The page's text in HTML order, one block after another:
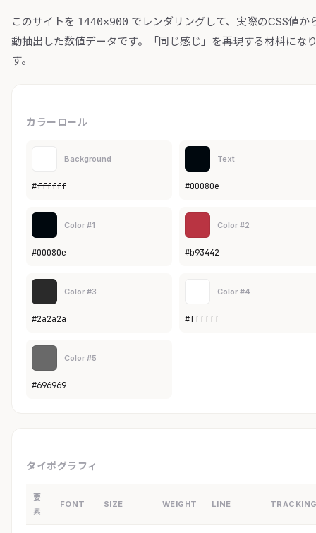
このサイトを 1440×900 でレンダリングして、実際のCSS値か
動抽出した数値データです。「同じ感じ」を再現する材料にな
す。
カラーロール
Background
#ffffff
Text
#00080e
Color #1
#00080e
Color #2
#b93442
Color #3
#2a2a2a
Color #4
#ffffff
Color #5
#696969
タイポグラフィ
要
素
FONT SIZE WEIGHT LINE